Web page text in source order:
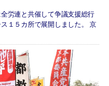
労連と共催して争議支援総行
１５カ所で展開しました。 京